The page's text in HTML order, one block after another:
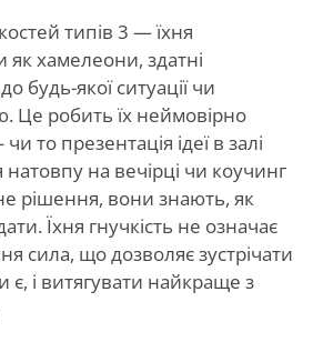
типів 3 — їхня
як хамелеони, здатні
будь-якої ситуації чи
Це робить їх неймовірно
то презентація ідеї в залі
на вечірці чи коучинг
рішення, вони знають, як
Їхня гнучкість не означає
сила, що дозволяє зустрічати
і витягувати найкраще з